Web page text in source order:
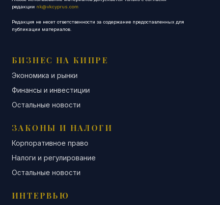
редакции nk@vkcyprus.com
Редакция не несет ответственности за содержание предоставленных для
публикации материалов.
БИЗНЕС НА КИПРЕ
Экономика и рынки
Финансы и инвестиции
Остальные новости
ЗАКОНЫ И НАЛОГИ
Корпоративное право
Налоги и регулирование
Остальные новости
ИНТЕРВЬЮ